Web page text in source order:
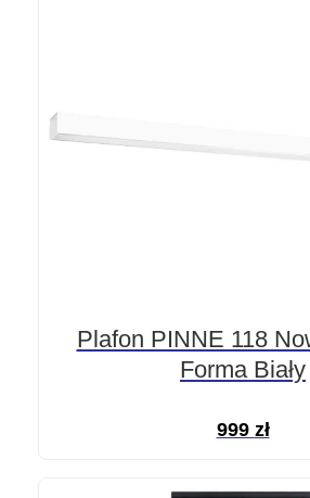
Plafon PINNE 118
Forma Biały
999 zł